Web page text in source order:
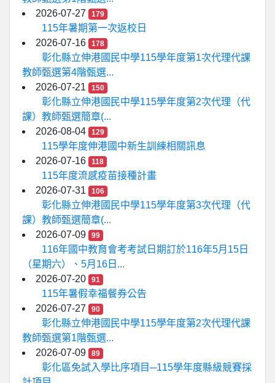
2026-07-27
179
115年暑期第一次返校日
2026-07-16
178
彰化縣立伸港國民中學115學年度第1次代理代課
教師甄選第4階甄選...
2026-07-21
150
彰化縣立伸港國民中學115學年度第2次代理（代
課）教師甄選簡章(...
2026-08-04
129
115學年度伸港國中新生訓練相關訊息
2026-07-16
118
115年度流感疫苗接種計畫
2026-07-31
106
彰化縣立伸港國民中學115學年度第3次代理（代
課）教師甄選簡章(...
2026-07-09
99
116年國中教育會考考試日期訂於116年5月15日
（星期六）、5月16日...
2026-07-20
91
115年暑假幸福餐券公告
2026-07-27
90
彰化縣立伸港國民中學115學年度第2次代理代課
教師甄選第1階甄選...
2026-07-09
89
彰化區免試入學比序項目─115學年度縣級競賽採